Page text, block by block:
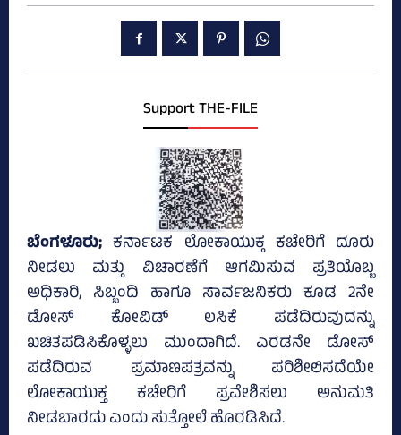
Support THE-FILE
ಬೆಂಗಳೂರು;ಕರ್ನಾಟಕ ಲೋಕಾಯುಕ್ತ ಕಚೇರಿಗೆ ದೂರು
ನೀಡಲು ಮತ್ತು ವಿಚಾರಣೆಗೆ ಆಗಮಿಸುವ ಪ್ರತಿಯೊಬ್ಬ
ಅಧಿಕಾರಿ, ಸಿಬ್ಬಂದಿ ಹಾಗೂ ಸಾರ್ವಜನಿಕರು ಕೂಡ 2ನೇ
ಡೋಸ್‌ ಕೋವಿಡ್‌ ಲಸಿಕೆ ಪಡೆದಿರುವುದನ್ನು
ಖಚಿತಪಡಿಸಿಕೊಳ್ಳಲು ಮುಂದಾಗಿದೆ. ಎರಡನೇ ಡೋಸ್‌
ಪಡೆದಿರುವ ಪ್ರಮಾಣಪತ್ರವನ್ನು ಪರಿಶೀಲಿಸದೆಯೇ
ಲೋಕಾಯುಕ್ತ ಕಚೇರಿಗೆ ಪ್ರವೇಶಿಸಲು ಅನುಮತಿ
ನೀಡಬಾರದು ಎಂದು ಸುತ್ತೋಲೆ ಹೊರಡಿಸಿದೆ.